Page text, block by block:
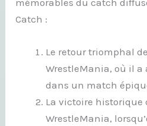
Catch :
Le retour triomphal
WrestleMania, où il a
dans un match
La victoire historique
WrestleMania,